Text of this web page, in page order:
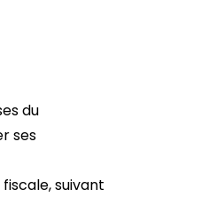
du
ses
suivant